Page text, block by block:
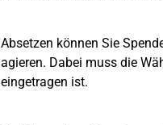
Absetzen können Sie
agieren. Dabei muss die
eingetragen ist.